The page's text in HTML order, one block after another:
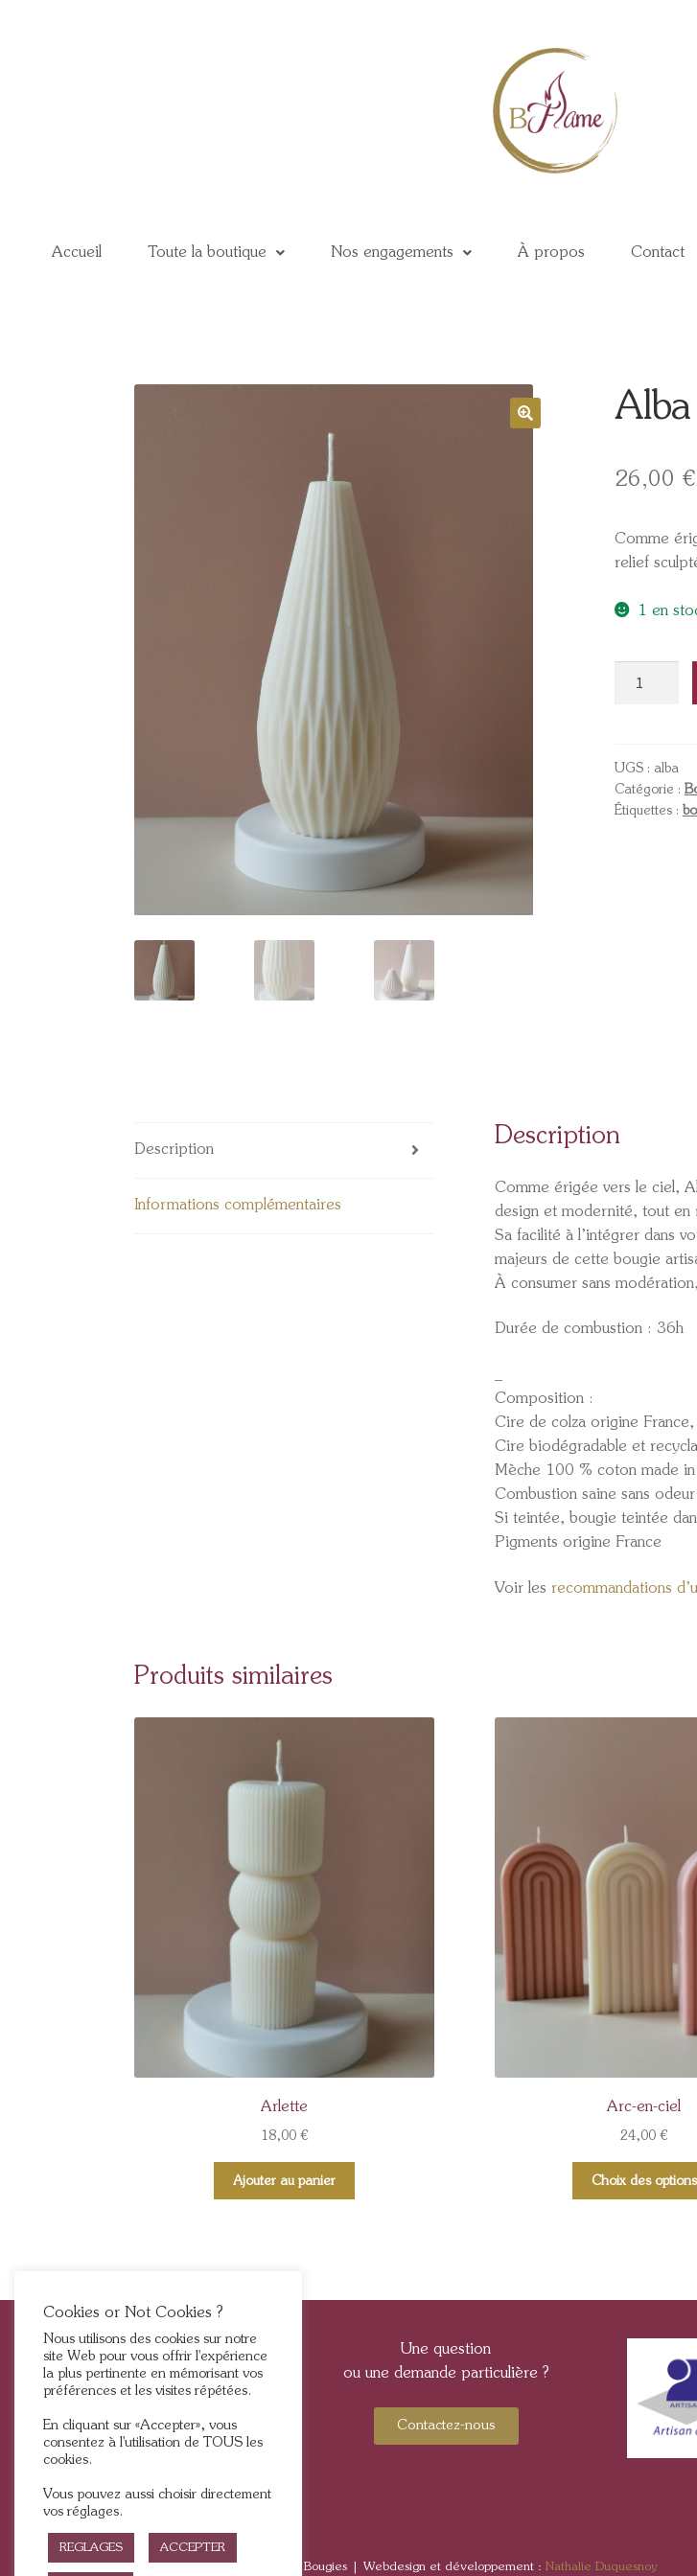
Accueil Toute la boutique Nos engagements À propos Contact
Alba
26,00 €
Comme
relief
1 en
UGS : alba
Catégorie :
Étiquettes :
Description
Informations complémentaires
Description
Comme érigée vers le ciel,
design et modernité, tout en
Sa facilité à l’intégrer dans
majeurs de cette bougie
À consumer sans
Durée de combustion : 36h
Composition :
Cire de colza origine
Cire biodégradable et
Mèche 100 % coton made in
Combustion saine sans
Si teintée, bougie teintée
Pigments origine France
Voir les recommandations
Produits similaires
Arlette
18,00 €
Ajouter au panier
Arc-en-ciel
24,00€
Choix des options
Une question
ou une demande particulière ?
Contactez-nous
2025, Tous droits réservés © BFlame – Bougies | Webdesign et développement : Nathalie Duquesnoy
Cookies or Not Cookies ?
Nous utilisons des cookies sur notre
site Web pour vous offrir l'expérience
la plus pertinente en mémorisant vos
préférences et les visites répétées.
En cliquant sur «Accepter», vous
consentez à l'utilisation de TOUS les
cookies.
Vous pouvez aussi choisir directement
vos réglages.
REGLAGES ACCEPTER